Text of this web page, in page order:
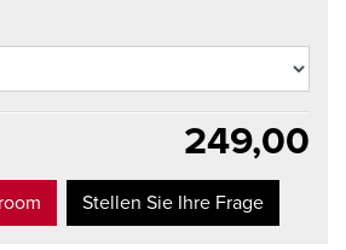
249,00
Stellen Sie Ihre Frage